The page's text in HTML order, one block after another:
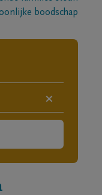
boodschap
×